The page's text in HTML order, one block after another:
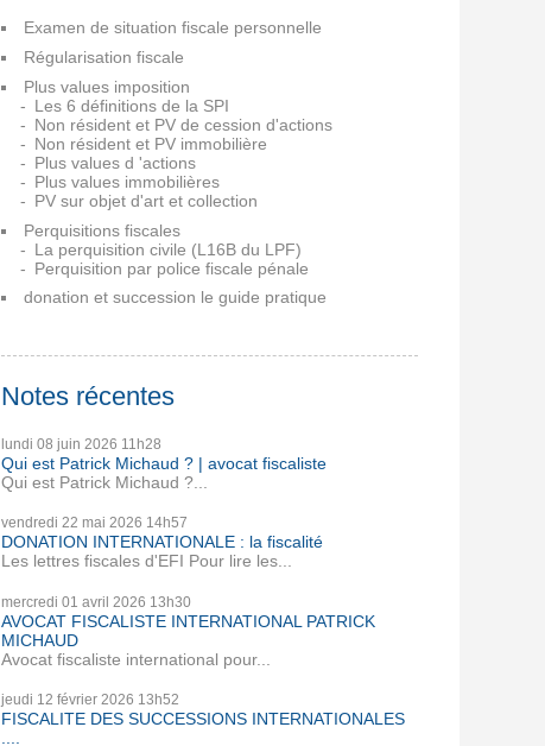
Examen de situation fiscale personnelle
Régularisation fiscale
Plus values imposition
Les 6 définitions de la SPI
Non résident et PV de cession d'actions
Non résident et PV immobilière
Plus values d 'actions
Plus values immobilières
PV sur objet d'art et collection
Perquisitions fiscales
La perquisition civile (L16B du LPF)
Perquisition par police fiscale pénale
donation et succession le guide pratique
Notes récentes
lundi 08 juin 2026 11h28
Qui est Patrick Michaud ? | avocat fiscaliste
Qui est Patrick Michaud ?...
vendredi 22 mai 2026 14h57
DONATION INTERNATIONALE : la fiscalité
Les lettres fiscales d'EFI Pour lire les...
mercredi 01 avril 2026 13h30
AVOCAT FISCALISTE INTERNATIONAL PATRICK
MICHAUD
Avocat fiscaliste international pour...
jeudi 12 février 2026 13h52
FISCALITE DES SUCCESSIONS INTERNATIONALES